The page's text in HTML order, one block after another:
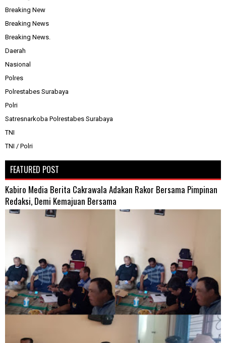
Breaking New
Breaking News
Breaking News.
Daerah
Nasional
Polres
Polrestabes Surabaya
Polri
Satresnarkoba Polrestabes Surabaya
TNI
TNI / Polri
FEATURED POST
Kabiro Media Berita Cakrawala Adakan Rakor Bersama Pimpinan
Redaksi, Demi Kemajuan Bersama